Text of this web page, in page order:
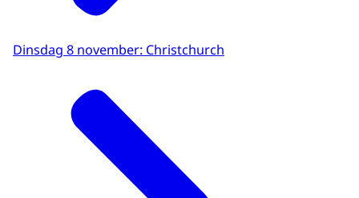
Dinsdag 8 november: Christchurch